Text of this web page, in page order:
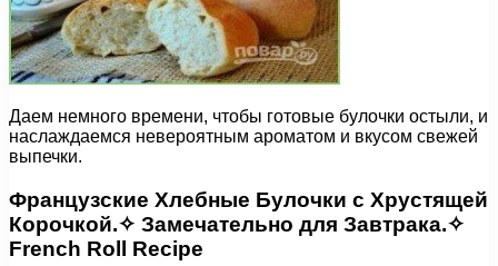
Даем немного времени, чтобы готовые булочки остыли, и
наслаждаемся невероятным ароматом и вкусом свежей
выпечки.
Французские Хлебные Булочки с Хрустящей
Корочкой.✧ Замечательно для Завтрака.✧
French Roll Recipe